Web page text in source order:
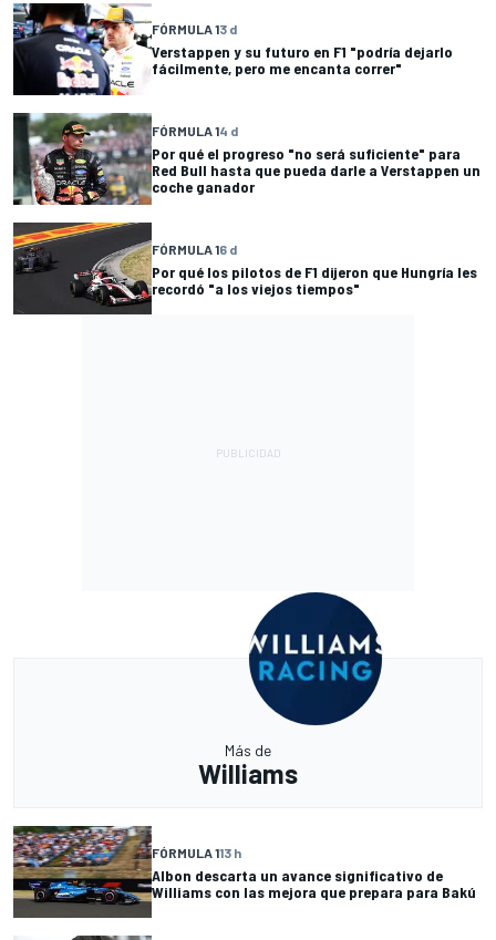
FÓRMULA 13 d
Verstappen y su futuro en F1 "podría dejarlo
fácilmente, pero me encanta correr"
FÓRMULA 14 d
Por qué el progreso "no será suficiente" para
Red Bull hasta que pueda darle a Verstappen un
coche ganador
FÓRMULA 16 d
Por qué los pilotos de F1 dijeron que Hungría les
recordó "a los viejos tiempos"
Más de
Williams
FÓRMULA 113 h
Albon descarta un avance significativo de
Williams con las mejora que prepara para Bakú